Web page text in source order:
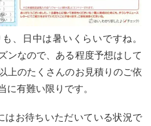
、日中は暑いくらいですね。
ンなので、ある程度予想はして
上のたくさんのお見積りのご依
有難い限りです。
はお待ちいただいている状況で